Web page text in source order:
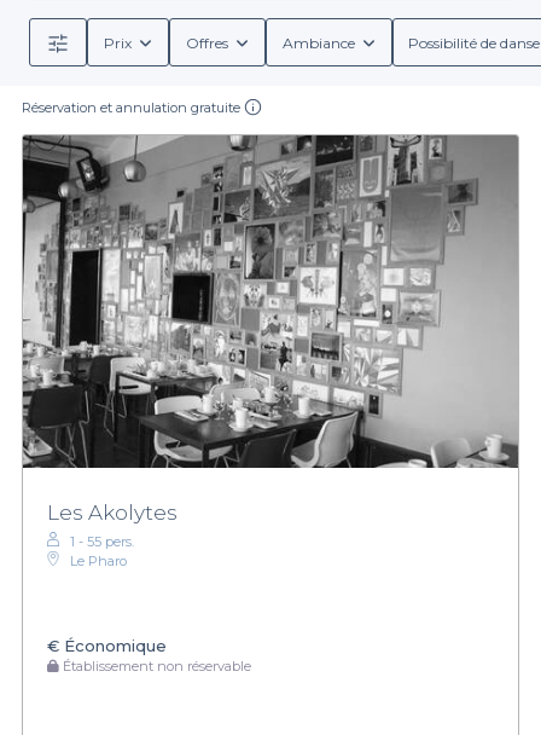
Prix Offres Ambiance Possibilité de
Réservation et annulation gratuite
Les Akolytes
1 - 55 pers.
Le Pharo
€ Économique
Établissement non réservable